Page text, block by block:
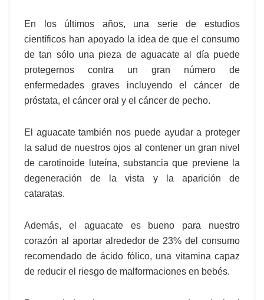
En los últimos años, una serie de estudios
científicos han apoyado la idea de que el consumo
de tan sólo una pieza de aguacate al día puede
protegernos contra un gran número de
enfermedades graves incluyendo el cáncer de
próstata, el cáncer oral y el cáncer de pecho.
El aguacate también nos puede ayudar a proteger
la salud de nuestros ojos al contener un gran nivel
de carotinoide luteína, substancia que previene la
degeneración de la vista y la aparición de
cataratas.
Además, el aguacate es bueno para nuestro
corazón al aportar alrededor de 23% del consumo
recomendado de ácido fólico, una vitamina capaz
de reducir el riesgo de malformaciones en bebés.